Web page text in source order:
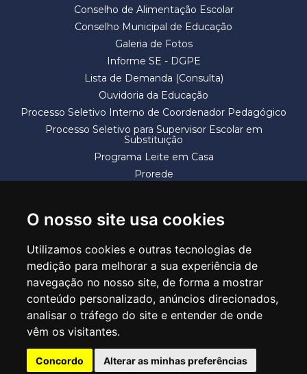
O nosso site usa cookies
Utilizamos cookies e outras tecnologias de
medição para melhorar a sua experiência de
navegação no nosso site, de forma a mostrar
conteúdo personalizado, anúncios direcionados,
analisar o tráfego do site e entender de onde
vêm os visitantes.
Concordo Alterar as minhas preferências
Conselho de Alimentação Escolar
Conselho Municipal de Educação
Galeria de Fotos
Informe SE - DGPE
Lista de Demanda (Consulta)
Ouvidoria da Educação
Processo Seletivo Interno de Coordenador Pedagógico
Processo Seletivo para Supervisor Escolar em
Substituição
Programa Leite em Casa
Prorede
SECRETARIA DE EDUCAÇÃO
Rua Claudino Barbosa, 313 - Macedo - Guarulhos/SP CEP 07113-040
Central de Atendimento: *55 11 2475-7300